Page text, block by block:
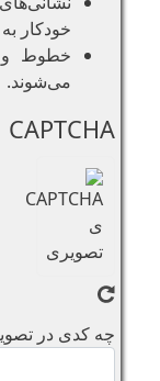
خودکار به
خطوط و
می‌شوند.
CAPTCHA
چه کدی در تصویر